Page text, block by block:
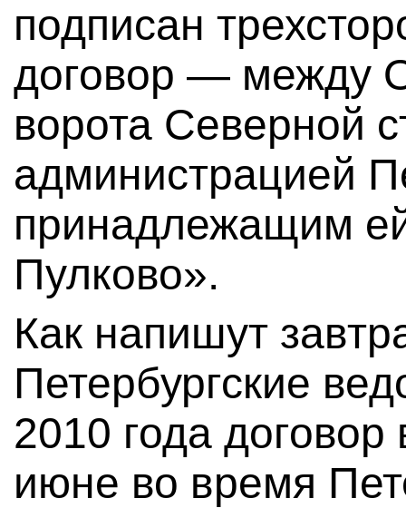
подписан
договор — между
ворота Северной
администрацией
принадлежащим
Пулково».
Как напишут
Петербургские
2010 года договор
июне во время